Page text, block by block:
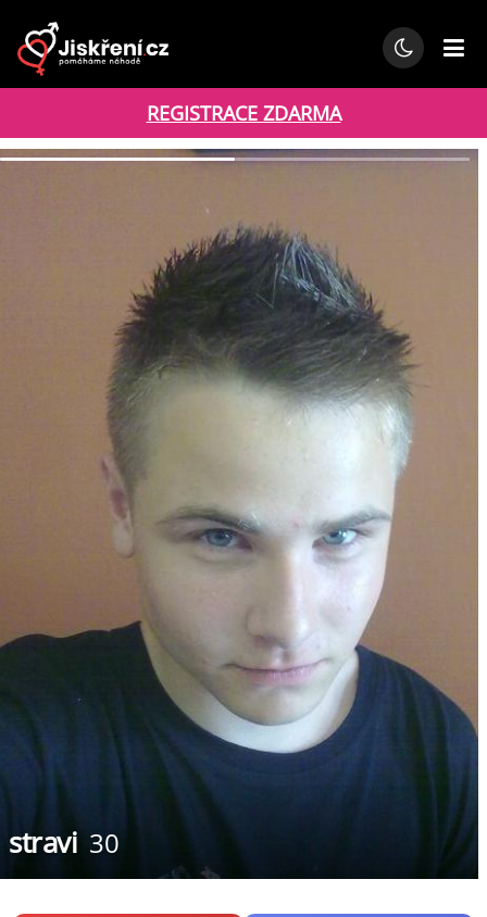
REGISTRACE ZDARMA
stravi 30